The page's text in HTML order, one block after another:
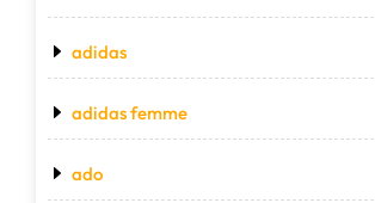
adidas
adidas femme
ado